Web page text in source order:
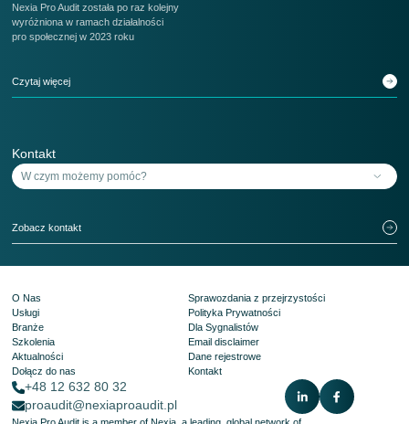
Nexia Pro Audit została po raz kolejny
wyróżniona w ramach działalności
pro społecznej w 2023 roku
Czytaj więcej
Kontakt
Zobacz kontakt
O Nas
Usługi
Branże
Szkolenia
Aktualności
Dołącz do nas
Sprawozdania z przejrzystości
Polityka Prywatności
Dla Sygnalistów
Email disclaimer
Dane rejestrowe
Kontakt
+48 12 632 80 32
proaudit@nexiaproaudit.pl